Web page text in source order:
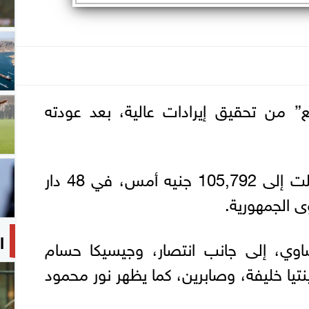
من تحقيق إيرادات عالية، بعد عودته
وحقق الفيلم إيرادات وصلت إلى 105,792 جنيه أمس، في 48 دار
إلى جانب انتصار، وجيسيكا حسام
خليفة، وصابرين، كما يظهر نور محمود